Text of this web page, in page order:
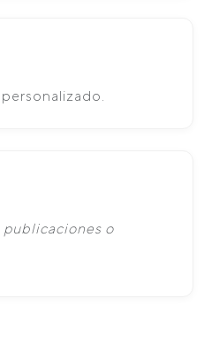
publicaciones o